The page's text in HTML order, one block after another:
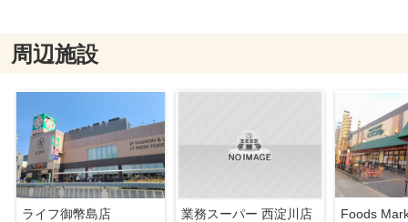
周辺施設
ライフ御幣島店
業務スーパー 西淀川店